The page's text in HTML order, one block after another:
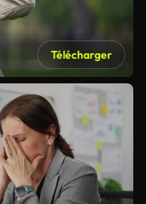
Télécharger